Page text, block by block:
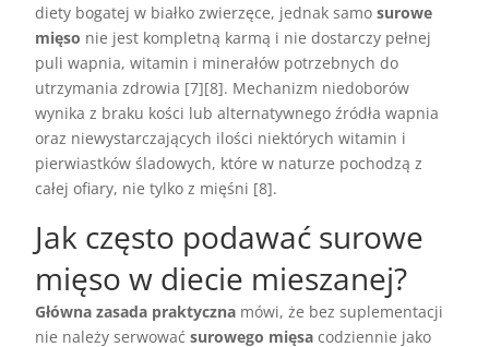
diety bogatej w białko zwierzęce, jednak samosurowe
mięso nie jest kompletną karmą i nie dostarczy pełnej
puli wapnia, witamin i minerałów potrzebnych do
utrzymania zdrowia [7][8]. Mechanizm niedoborów
wynika z braku kości lub alternatywnego źródła wapnia
oraz niewystarczających ilości niektórych witamin i
pierwiastków śladowych, które w naturze pochodzą z
całej ofiary, nie tylko z mięśni [8].
Jak często podawać surowe
mięso w diecie mieszanej?
Główna zasada praktyczna mówi, że bez suplementacji
nie należy serwowaćsurowego mięsa codziennie jako